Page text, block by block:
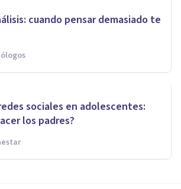
cuando pensar demasiado te
sociales en adolescentes:
los padres?